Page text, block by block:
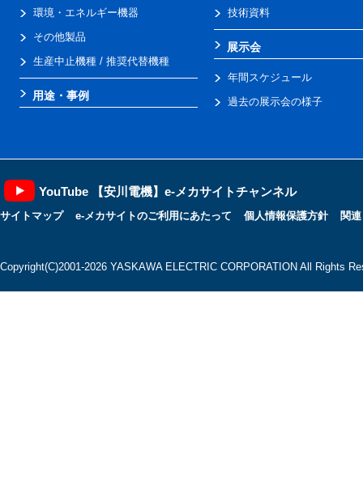
環境・エネルギー機器
その他製品
生産中止機種 / 推奨代替機種
用途・事例
技術資料
展示会
年間スケジュール
過去の展示会の様子
YouTube 【安川電機】e-メカサイトチャンネル
サイトマップ e-メカサイトのご利用にあたって 個人情報保護方針 関
Copyright(C)2001‐2026 YASKAWA ELECTRIC CORPORATION All Rights